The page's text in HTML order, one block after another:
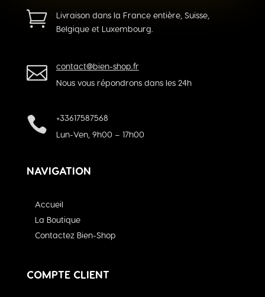

Livraison dans la France entière, Suisse,
Belgique et Luxembourg.

contact@bien-shop.fr
Nous vous répondrons dans les 24h

+33617587568
Lun-Ven, 9h00 – 17h00
NAVIGATION
Accueil
La Boutique
Contactez Bien-Shop
COMPTE CLIENT